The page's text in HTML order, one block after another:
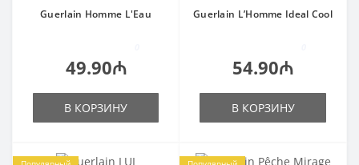
Guerlain Homme L'Eau
49.90₼
В КОРЗИНУ
Guerlain L’Homme Ideal Cool
54.90₼
В КОРЗИНУ